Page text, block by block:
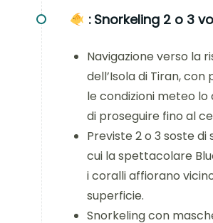
: Snorkeling 2 o 3
Navigazione verso la
dell’Isola di Tiran, con
le condizioni meteo
di proseguire fino al
Previste 2 o 3 soste
cui la spettacolare
i coralli affiorano
superficie.
Snorkeling con